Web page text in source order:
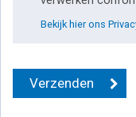
Bekijk hier ons